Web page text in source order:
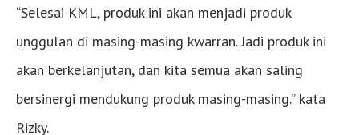
“Selesai KML, produk ini akan menjadi produk
unggulan di masing-masing kwarran. Jadi produk ini
akan berkelanjutan, dan kita semua akan saling
bersinergi mendukung produk masing-masing.” kata
Rizky.